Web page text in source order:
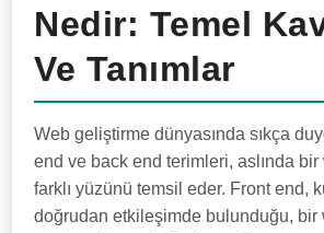
Nedir: Temel
Ve Tanımlar
Web geliştirme dünyasında sıkça
end ve back end terimleri, aslında
farklı yüzünü temsil eder. Front end,
doğrudan etkileşimde bulunduğu, bir